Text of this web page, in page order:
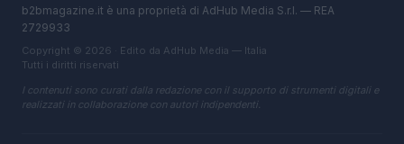
b2bmagazine.it è una proprietà di AdHub Media S.r.l. — REA
2729933
Copyright © 2026 · Edito da AdHub Media — Italia
Tutti i diritti riservati
I contenuti sono curati dalla redazione con il supporto di strumenti digitali e
realizzati in collaborazione con autori indipendenti.